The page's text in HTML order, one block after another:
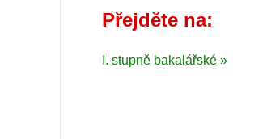
Přejděte na:
I. stupně bakalářské »